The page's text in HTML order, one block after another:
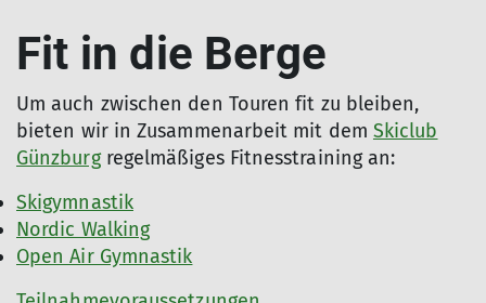
Fit in die Berge
Um auch zwischen den Touren fit zu bleiben,
bieten wir in Zusammenarbeit mit dem Skiclub
Günzburgregelmäßiges Fitnesstraining an:
Skigymnastik
Nordic Walking
Open Air Gymnastik